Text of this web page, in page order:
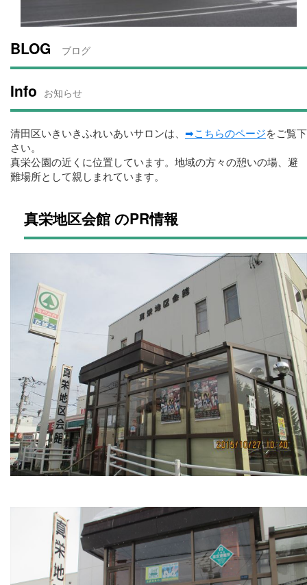
BLOG ブログ
Info お知らせ
清田区いきいきふれいあいサロンは、 ➡こちらのページをご覧下
さい。
真栄公園の近くに位置しています。地域の方々の憩いの場、避
難場所として親しまれています。
真栄地区会館 のPR情報